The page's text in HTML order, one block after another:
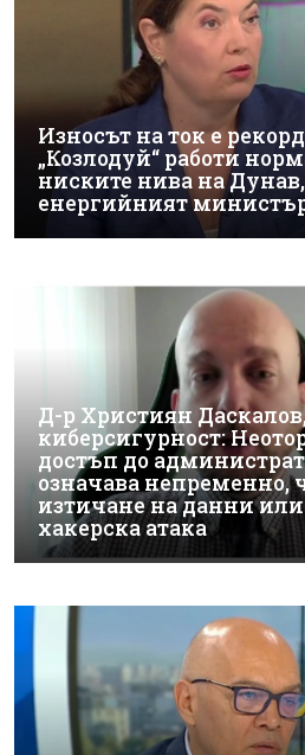
Износът на ток е
„Козлодуй“ работи
ниските нива на
енергийният
Д-р Християн
киберсигурност:
достъп до
означава непременно,
изтичане на данни
хакерска атака